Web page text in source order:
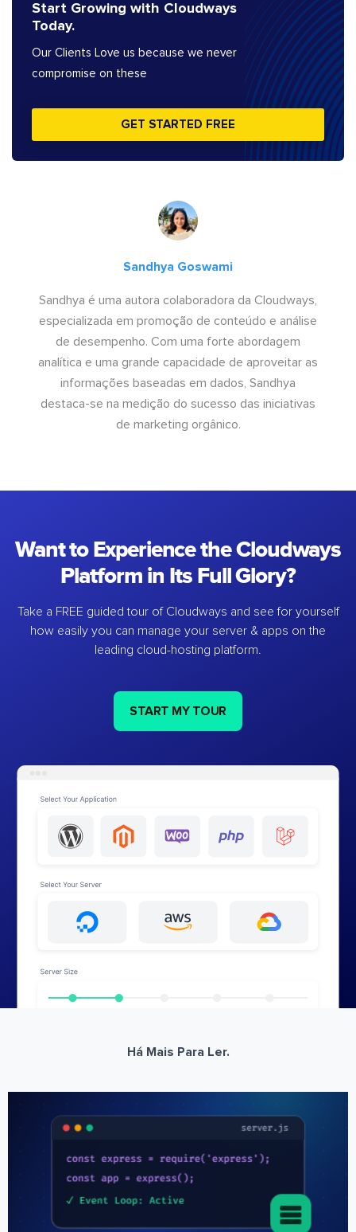
Start Growing with Cloudways
Today.
Our Clients Love us because we never
compromise on these
GET STARTED FREE
Sandhya Goswami
Sandhya é uma autora colaboradora da Cloudways,
especializada em promoção de conteúdo e análise
de desempenho. Com uma forte abordagem
analítica e uma grande capacidade de aproveitar as
informações baseadas em dados, Sandhya
destaca-se na medição do sucesso das iniciativas
de marketing orgânico.
Want to Experience the Cloudways
Platform in Its Full Glory?
Take a FREE guided tour of Cloudways and see for yourself
how easily you can manage your server & apps on the
leading cloud-hosting platform.
START MY TOUR
Há Mais Para Ler.